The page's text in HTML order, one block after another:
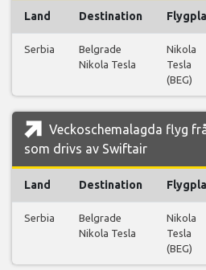
Land Destination
Serbia
Belgrade
Nikola Tesla
Nikola
Tesla
(BEG)
Veckoschemalagda flyg
som drivs av Swiftair
Land Destination
Serbia
Belgrade
Nikola Tesla
Nikola
Tesla
(BEG)